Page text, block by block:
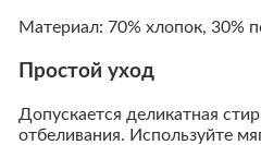
Материал: 70% хлопок, 30%
Простой уход
Допускается деликатная
отбеливания. Используйте